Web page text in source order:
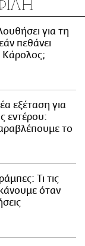
για τη
πεθάνει
Κάρολος;
εξέταση για
εντέρου:
το
Τι τις
όταν